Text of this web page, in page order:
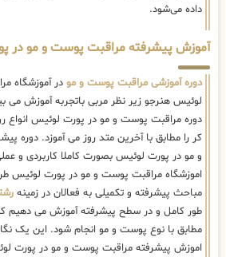
داده می‌شود.
آموزش پیشرفته مراقبت پوست و مو در
دوره آموزشی مراقبت پوست و مو در آموزشگاه
لوئیس هنرجو زیر نظر مربی باتجربه آموزش می
دوره مراقبت پوست و مو در پورت لوئیس
کر را مطابق با آخرین متد روز می آموزد. دوره
و مو در پورت لوئیس بصورت کاملا کاربردی و
اموزشگاه مراقبت پوست و مو در پورت لوئیس
مباحث پیشرفته و تکمیلی به فعالان در زمینه
طور کامل و در سطح پیشرفته آموزش می دهیم
مطابق با نوع پوست و مو انجام شود. این یک
اموزش پیشرفته مراقبت پوست و مو در پورت